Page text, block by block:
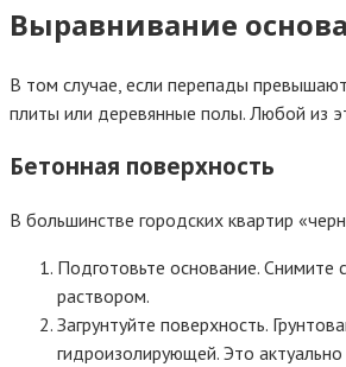
Выравнивание
В том случае, если перепады
плиты или деревянные полы. Любой из
Бетонная поверхность
В большинстве городских квартир
Подготовьте основание. Снимите
раствором.
Загрунтуйте поверхность.
гидроизолирующей. Это